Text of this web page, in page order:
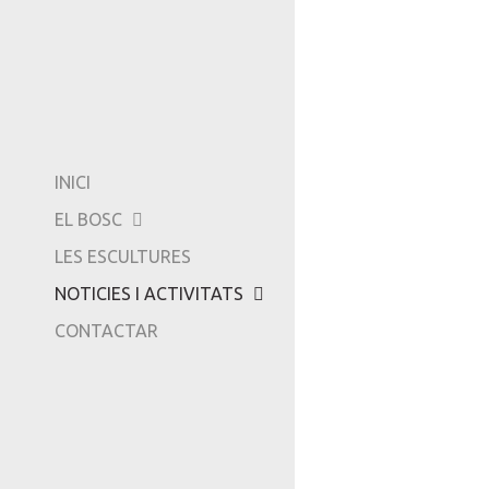
INICI
EL BOSC
LES ESCULTURES
NOTICIES I ACTIVITATS
CONTACTAR